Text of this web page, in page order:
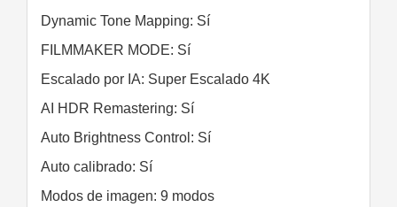
Dynamic Tone Mapping: Sí
FILMMAKER MODE: Sí
Escalado por IA: Super Escalado 4K
AI HDR Remastering: Sí
Auto Brightness Control: Sí
Auto calibrado: Sí
Modos de imagen: 9 modos